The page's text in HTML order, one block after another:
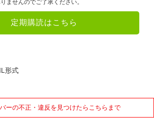
ませんのでご了承ください。
定期購読はこちら
形式
ーの不正・違反を見つけたらこちらまで